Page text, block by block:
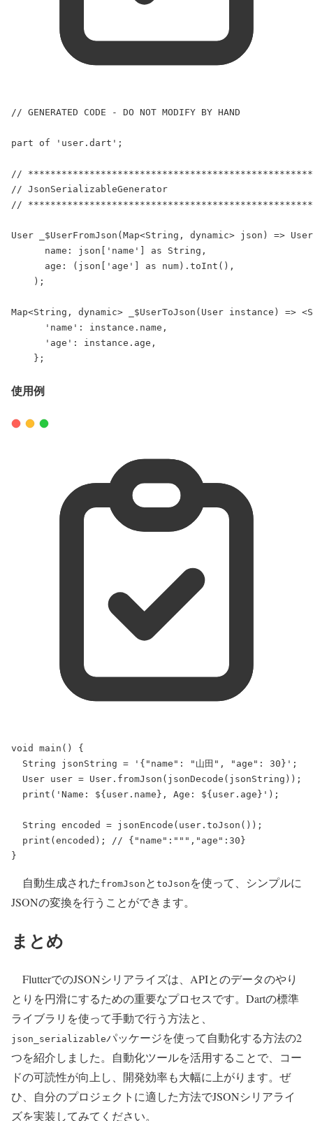
// GENERATED CODE - DO NOT MODIFY BY HAND
part of 'user.dart' ;
//
// JsonSerializableGenerator
//
User _$UserFromJson (Map<String , dynamic> json) => User
      name: json[
'name' ] as String ,
      age: (json[
'age' ] as num). toInt (),
    );
Map<String , dynamic> _$UserToJson ( User instance) => <
'name' : instance.name,
'age' : instance.age,
    };
使用例
void main () {
String jsonString = '{"name": "山田", "age": 30}' ;
User user = User . fromJson ( jsonDecode (jsonString));
print ( 'Name: ${ user . name }, Age: ${ user . age }' );
String encoded = jsonEncode (user. toJson ());
print (encoded); // {"name":""","age":30}
}
自動生成された fromJson と toJson を使って、シンプルに
JSONの変換を行うことができます。
まとめ
FlutterでのJSONシリアライズは、APIとのデータのやり
とりを円滑にするための重要なプロセスです。Dartの標準
ライブラリを使って手動で行う方法と、
json_serializableパッケージを使って自動化する方法の2
つを紹介しました。自動化ツールを活用することで、コー
ドの可読性が向上し、開発効率も大幅に上がります。ぜ
ひ、自分のプロジェクトに適した方法でJSONシリアライ
ズを実装してみてください。